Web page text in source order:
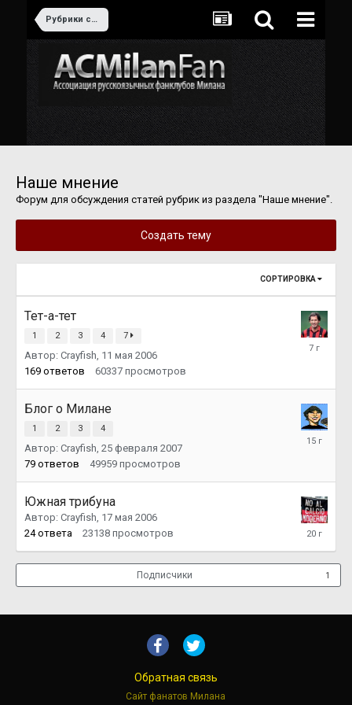
Рубрики сайта
Наше мнение
Форум для обсуждения статей рубрик из раздела "Наше мнение".
Создать тему
СОРТИРОВКА
Тет-а-тет
1 2 3 4 7
Автор: Crayfish, 11 мая 2006
169 ответов 60337 просмотров
19
Блог о Милане
1 2 3 4
Автор: Crayfish, 25 февраля 2007
79 ответов 49959 просмотров
20
Южная трибуна
Автор: Crayfish, 17 мая 2006
24 ответа 23138 просмотров
29
2006
Подписчики 1
Обратная связь
Сайт фанатов Милана